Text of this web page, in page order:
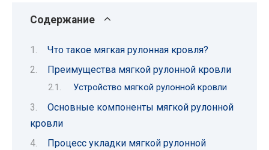
Содержание
Что такое мягкая рулонная кровля?
Преимущества мягкой рулонной кровли
Устройство мягкой рулонной кровли
Основные компоненты мягкой рулонной
кровли
Процесс укладки мягкой рулонной